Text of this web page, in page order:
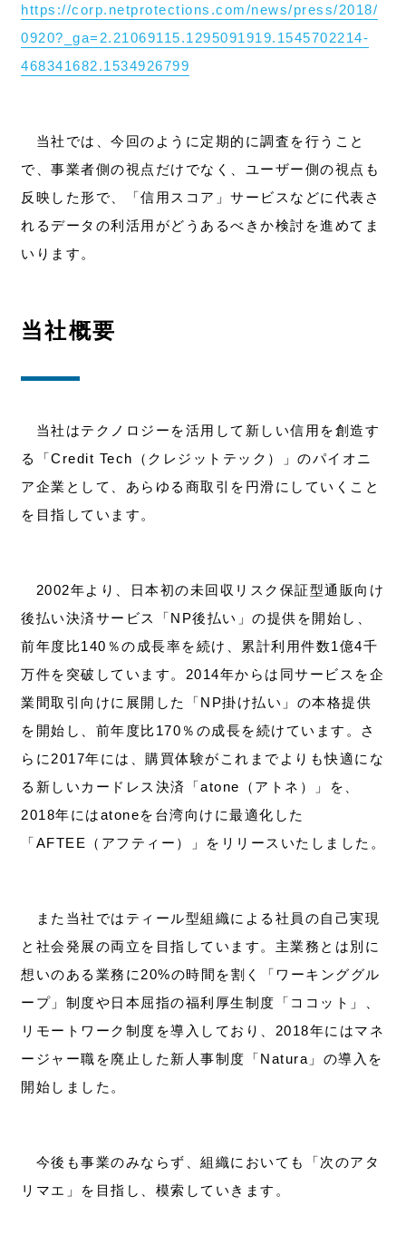
https://corp.netprotections.com/news/press/2018/
0920?_ga=2.21069115.1295091919.1545702214-
468341682.1534926799
当社では、今回のように定期的に調査を行うこと
で、事業者側の視点だけでなく、ユーザー側の視点も
反映した形で、「信用スコア」サービスなどに代表さ
れるデータの利活用がどうあるべきか検討を進めてま
いります。
当社概要
当社はテクノロジーを活用して新しい信用を創造す
る「Credit Tech（クレジットテック）」のパイオニ
ア企業として、あらゆる商取引を円滑にしていくこと
を目指しています。
2002年より、日本初の未回収リスク保証型通販向け
後払い決済サービス「NP後払い」の提供を開始し、
前年度比140％の成長率を続け、累計利用件数1億4千
万件を突破しています。2014年からは同サービスを企
業間取引向けに展開した「NP掛け払い」の本格提供
を開始し、前年度比170％の成長を続けています。さ
らに2017年には、購買体験がこれまでよりも快適にな
る新しいカードレス決済「atone（アトネ）」を、
2018年にはatoneを台湾向けに最適化した
「AFTEE（アフティー）」をリリースいたしました。
また当社ではティール型組織による社員の自己実現
と社会発展の両立を目指しています。主業務とは別に
想いのある業務に20%の時間を割く「ワーキンググル
ープ」制度や日本屈指の福利厚生制度「ココット」、
リモートワーク制度を導入しており、2018年にはマネ
ージャー職を廃止した新人事制度「Natura」の導入を
開始しました。
今後も事業のみならず、組織においても「次のアタ
リマエ」を目指し、模索していきます。